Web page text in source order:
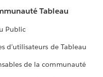
Tableau
Public
d’utilisateurs de Tableau
de la communauté